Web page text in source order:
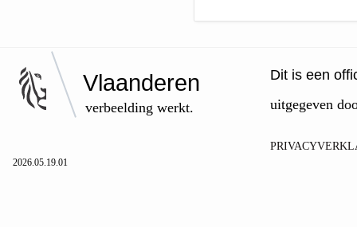
Vlaanderen
verbeelding werkt.
Dit is een
uitgegeven
2026.05.19.01